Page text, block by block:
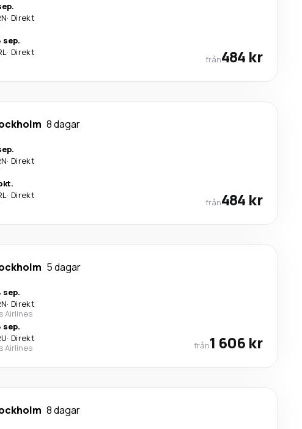
· Direkt
sep.
· Direkt
från484 kr
8 dagar
· Direkt
· Direkt
från484 kr
5 dagar
· Direkt
Airlines
sep.
· Direkt
Airlines
från1 606 kr
8 dagar